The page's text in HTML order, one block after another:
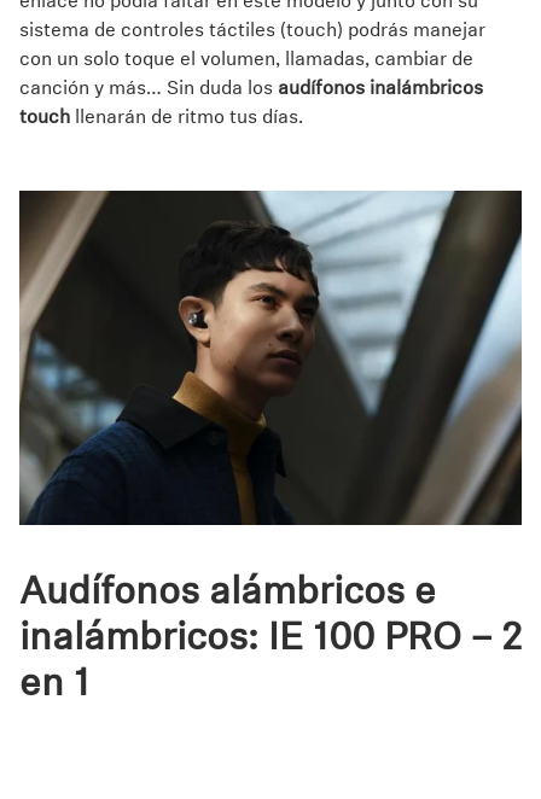
sistema de controles táctiles (touch) podrás manejar
con un solo toque el volumen, llamadas, cambiar de
canción y más… Sin duda los audífonos inalámbricos
touch
llenarán de ritmo tus días.
Audífonos alámbricos e
inalámbricos: IE 100 PRO – 2
en 1